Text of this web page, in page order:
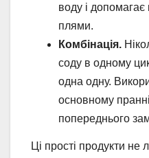
воду і допомагає
плями.
Комбінація.
соду в одному
одна одну.
основному
попереднього
Ці прості продукти